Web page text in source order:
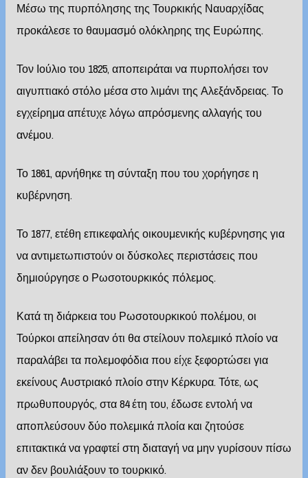
Μέσω της πυρπόλησης της Τουρκικής Ναυαρχίδας
προκάλεσε το θαυμασμό ολόκληρης της Ευρώπης.
Τον Ιούλιο του 1825, αποπειράται να πυρπολήσει τον
αιγυπτιακό στόλο μέσα στο λιμάνι της Αλεξάνδρειας. Το
εγχείρημα απέτυχε λόγω απρόσμενης αλλαγής του
ανέμου.
Το 1861, αρνήθηκε τη σύνταξη που του χορήγησε η
κυβέρνηση.
Το 1877, ετέθη επικεφαλής οικουμενικής κυβέρνησης για
να αντιμετωπιστούν οι δύσκολες περιστάσεις που
δημιούργησε ο Ρωσοτουρκικός πόλεμος.
Κατά τη διάρκεια του Ρωσοτουρκικού πολέμου, οι
Τούρκοι απείλησαν ότι θα στείλουν πολεμικό πλοίο να
παραλάβει τα πολεμοφόδια που είχε ξεφορτώσει για
εκείνους Αυστριακό πλοίο στην Κέρκυρα. Τότε, ως
πρωθυπουργός, στα 84 έτη του, έδωσε εντολή να
αποπλεύσουν δύο πολεμικά πλοία και ζητούσε
επιτακτικά να γραφτεί στη διαταγή να μην γυρίσουν πίσω
αν δεν βουλιάξουν το τουρκικό.